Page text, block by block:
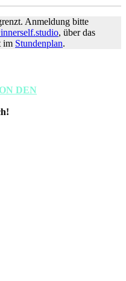
Anmeldung bitte
, über das
im Stundenplan.
DEN